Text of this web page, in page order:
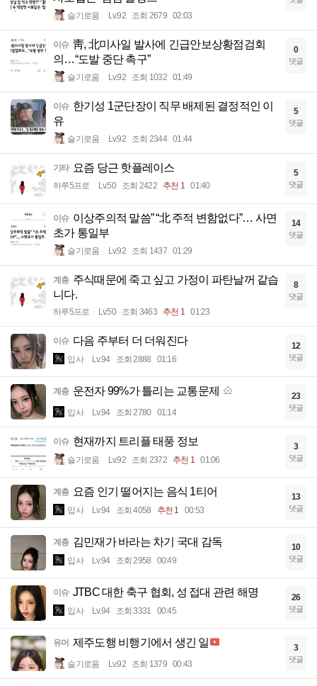
슬기로움 Lv.92 조회 2679 02:03
이슈 靑, 北미사일 발사에 긴급안보상황점검회
의…“도발 중단 촉구”
슬기로움 Lv.92 조회 1032 01:49
0
댓글
이슈 한기성 1군단장이 직무 배제된 결정적인 이
유
슬기로움 Lv.92 조회 2344 01:44
5
댓글
기타 요즘 당근 핫플레이스
하루5프로 Lv.50 조회 2422 추천 1 01:40
5
댓글
이슈 이상주의적 말씀” “北 주적 변함없다”… 사면
초가 통일부
슬기로움 Lv.92 조회 1437 01:29
14
댓글
계층 주식때문에 죽고 싶고 가정이 파탄날꺼 같습
니다.
하루5프로 Lv.50 조회 3463 추천 1 01:23
8
댓글
이슈 다음 주부터 더 더워진다
입사 Lv.94 조회 2888 01:16
12
댓글
계층 운전자 99%가 틀리는 교통문제
입사 Lv.94 조회 2780 01:14
23
댓글
이슈 현재까지 트리플 태풍 정보
슬기로움 Lv.92 조회 2372 추천 1 01:06
3
댓글
계층 요즘 인기 떨어지는 음식 1티어
입사 Lv.94 조회 4058 추천 1 00:53
13
댓글
계층 김민재가 바라는 차기 국대 감독
입사 Lv.94 조회 2958 00:49
10
댓글
이슈 JTBC 대한 축구 협회, 성 접대 관련 해명
입사 Lv.94 조회 3331 00:45
26
댓글
유머 제주도행 비행기에서 생긴 일
슬기로움 Lv.92 조회 1379 00:43
3
댓글